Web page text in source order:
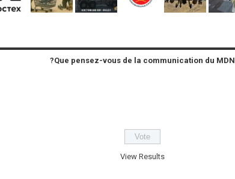
Que pensez-vous de la communication du MDN?
View Results